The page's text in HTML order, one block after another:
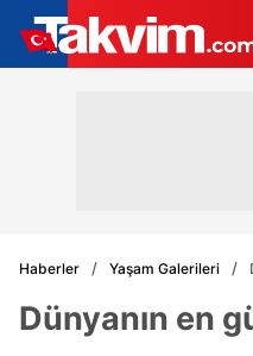
Haberler Yaşam Galerileri
Dünyanın en